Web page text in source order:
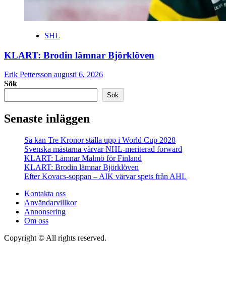
SHL
KLART: Brodin lämnar Björklöven
Erik Pettersson augusti 6, 2026
Sök
Sök
Senaste inläggen
Så kan Tre Kronor ställa upp i World Cup 2028
Svenska mästarna värvar NHL-meriterad forward
KLART: Lämnar Malmö för Finland
KLART: Brodin lämnar Björklöven
Efter Kovacs-soppan – AIK värvar spets från AHL
Kontakta oss
Användarvillkor
Annonsering
Om oss
Copyright © All rights reserved.